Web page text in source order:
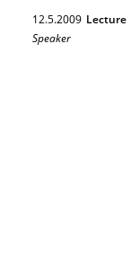
12.5.2009 Lecture
Speaker